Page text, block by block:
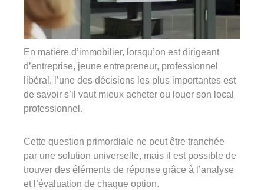
Découvrir Avinim
Ensemble en confiance
En matière d’immobilier, lorsqu’on est dirigeant
d’entreprise, jeune entrepreneur, professionnel
libéral, l’une des décisions les plus importantes est
de savoir s’il vaut mieux acheter ou louer son local
professionnel.
Cette question primordiale ne peut être tranchée
par une solution universelle, mais il est possible de
trouver des éléments de réponse grâce à l’analyse
et l’évaluation de chaque option.